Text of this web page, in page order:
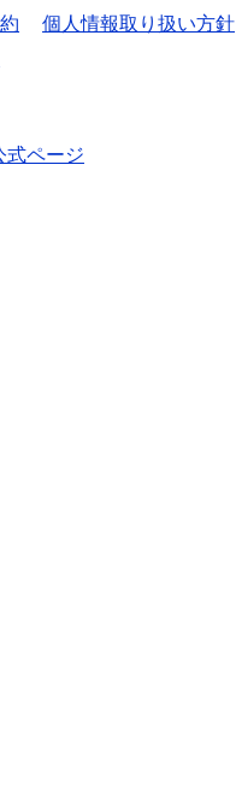
個人情報取り扱い方針
式ページ